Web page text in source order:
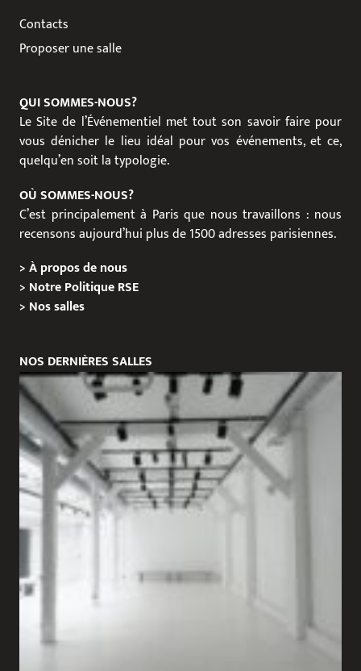
Contacts
Proposer une salle
QUI SOMMES-NOUS?
Le Site de l’Événementiel met tout son savoir faire pour
vous dénicher le lieu idéal pour vos événements, et ce,
quelqu’en soit la typologie.
OÙ SOMMES-NOUS?
C’est principalement à Paris que nous travaillons : nous
recensons aujourd’hui plus de 1500 adresses parisiennes.
>À propos de nous
> Notre Politique RSE
> Nos salles
NOS DERNIÈRES SALLES